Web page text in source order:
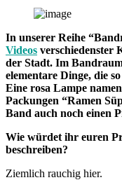
In unserer Reihe
Videos verschiedenster
der Stadt. Im
elementare Dinge, die
Eine rosa Lampe
Packungen “Ramen
Band auch noch einen
Wie würdet ihr euren
beschreiben?
Ziemlich rauchig hier.